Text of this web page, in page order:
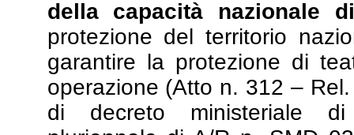
della capacità nazionale
protezione del territorio
garantire la protezione di
operazione (Atto n. 312 –
di decreto ministeriale di